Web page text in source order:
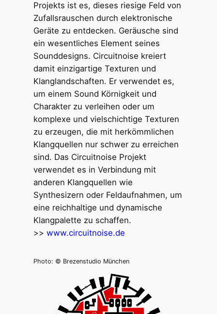
Projekts ist es, dieses riesige Feld von
Zufallsrauschen durch elektronische
Geräte zu entdecken. Geräusche sind
ein wesentliches Element seines
Sounddesigns. Circuitnoise kreiert
damit einzigartige Texturen und
Klanglandschaften. Er verwendet es,
um einem Sound Körnigkeit und
Charakter zu verleihen oder um
komplexe und vielschichtige Texturen
zu erzeugen, die mit herkömmlichen
Klangquellen nur schwer zu erreichen
sind. Das Circuitnoise Projekt
verwendet es in Verbindung mit
anderen Klangquellen wie
Synthesizern oder Feldaufnahmen, um
eine reichhaltige und dynamische
Klangpalette zu schaffen.
>>www.circuitnoise.de
Photo: © Brezenstudio München